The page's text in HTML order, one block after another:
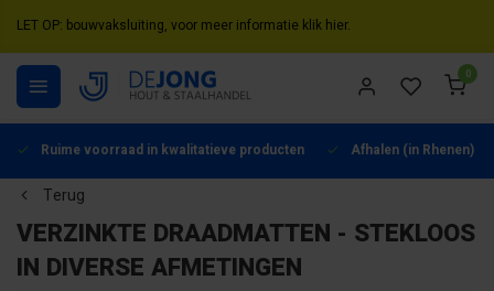
LET OP: bouwvaksluiting, voor meer informatie klik hier.
0
Ruime voorraad in kwalitatieve producten Afhalen (in Rhenen)
Terug
VERZINKTE DRAADMATTEN - STEKLOOS
IN DIVERSE AFMETINGEN